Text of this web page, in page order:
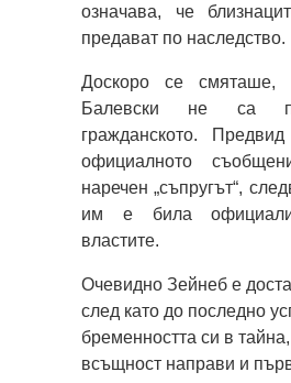
означава, че
предават по наследство.
Доскоро се
Балевски не са
гражданското.
официалното
наречен „съпругът“,
им е била
властите.
Очевидно Зейнеб е
след като до последно
бременността си в тайна,
всъщност направи и